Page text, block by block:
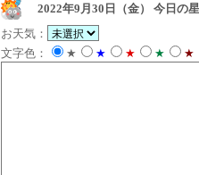
2022年9月30日（金）
今日の
お天気：
文字色：
★ ★ ★ ★ ★